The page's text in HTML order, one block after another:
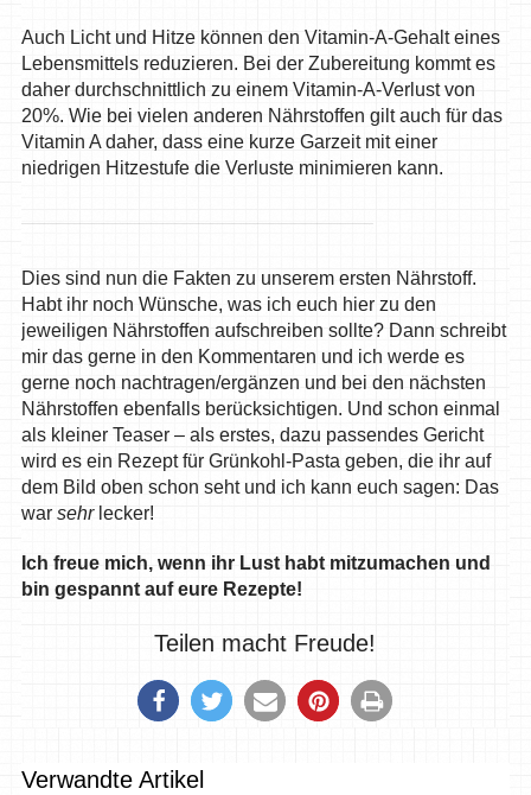
Auch Licht und Hitze können den Vitamin-A-Gehalt eines
Lebensmittels reduzieren. Bei der Zubereitung kommt es
daher durchschnittlich zu einem Vitamin-A-Verlust von
20%. Wie bei vielen anderen Nährstoffen gilt auch für das
Vitamin A daher, dass eine kurze Garzeit mit einer
niedrigen Hitzestufe die Verluste minimieren kann.
Dies sind nun die Fakten zu unserem ersten Nährstoff.
Habt ihr noch Wünsche, was ich euch hier zu den
jeweiligen Nährstoffen aufschreiben sollte? Dann schreibt
mir das gerne in den Kommentaren und ich werde es
gerne noch nachtragen/ergänzen und bei den nächsten
Nährstoffen ebenfalls berücksichtigen. Und schon einmal
als kleiner Teaser – als erstes, dazu passendes Gericht
wird es ein Rezept für Grünkohl-Pasta geben, die ihr auf
dem Bild oben schon seht und ich kann euch sagen: Das
war sehrlecker!
Ich freue mich, wenn ihr Lust habt mitzumachen und
bin gespannt auf eure Rezepte!
Teilen macht Freude!
Verwandte Artikel